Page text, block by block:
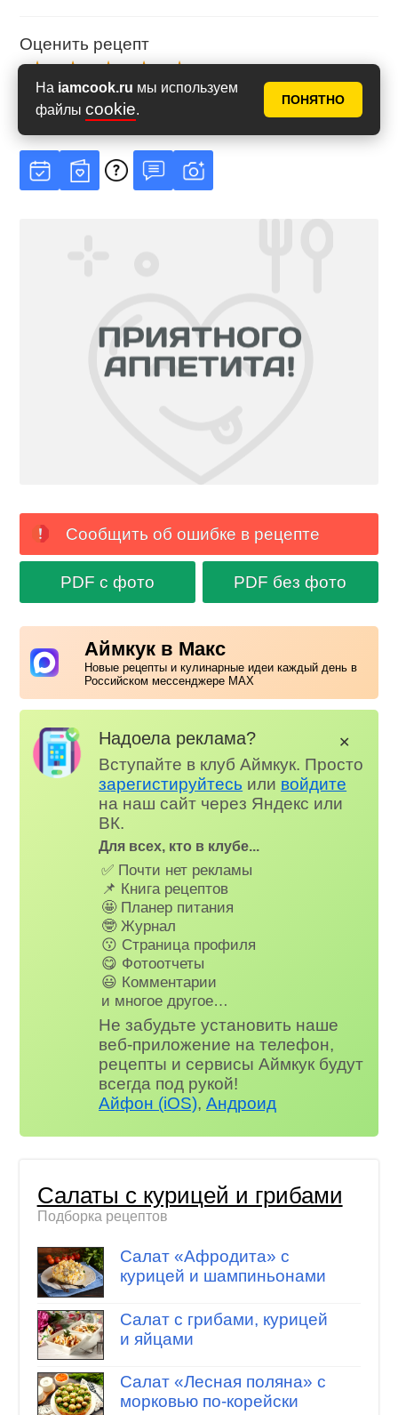
На iamcook.ru мы используем
файлы cookie.
ПОНЯТНО
Оценить рецепт
Рейтинг5из5
на основе
голосов
Сообщить об ошибке в рецепте
PDF с фото PDF без фото
Аймкук в Макс
Новые рецепты и кулинарные идеи каждый день в
Российском мессенджере MAX
Надоела реклама?
Вступайте в клуб Аймкук. Просто
зарегистируйтесь или войдите
на наш сайт через Яндекс или
ВК.
Для всех, кто в клубе...
✅ Почти нет рекламы
📌 Книга рецептов
🤩 Планер питания
🤓 Журнал
😗 Страница профиля
😋 Фотоотчеты
😃 Комментарии
и многое другое…
Не забудьте установить наше
веб-приложение на телефон,
рецепты и сервисы Аймкук будут
всегда под рукой!
Айфон (iOS),Андроид
✕
Салаты с курицей и грибами
Подборка рецептов
Салат «Афродита» с
курицей и шампиньонами
Салат с грибами, курицей
и яйцами
Салат «Лесная поляна» с
морковью по-корейски